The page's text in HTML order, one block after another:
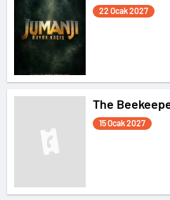
22 Ocak 2027
The
15 Ocak 2027